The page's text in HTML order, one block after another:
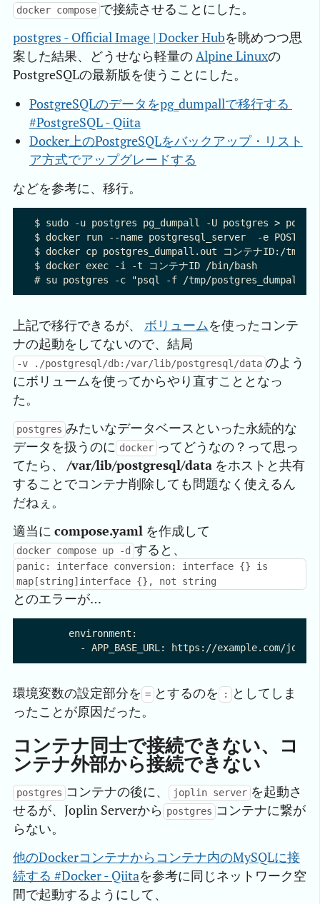
docker compose で接続させることにした。
postgres - Official Image | Docker Hubを眺めつつ思
案した結果、どうせなら軽量のAlpine Linuxの
PostgreSQLの最新版を使うことにした。
PostgreSQLのデータをpg_dumpallで移行する
#PostgreSQL - Qiita
Docker上のPostgreSQLをバックアップ・リスト
ア方式でアップグレードする
などを参考に、移行。
$ sudo -u postgres pg_dumpall -U postgres >
$ docker run --name postgresql_server  -e
$ docker cp postgres_dumpall.out コンテナID:/tmp/
$ docker exec -i -t コンテナID /bin/bash
上記で移行できるが、 ボリュームを使ったコンテ
ナの起動をしてないので、結局
-v ./postgresql/db:/var/lib/postgresql/data のよう
にボリュームを使ってからやり直すこととなっ
た。
postgres みたいなデータベースといった永続的な
データを扱うのに docker ってどうなの？って思っ
てたら、 /var/lib/postgresql/data をホストと共有
することでコンテナ削除しても問題なく使えるん
だねぇ。
適当に compose.yaml を作成して
docker compose up -d すると、
panic: interface conversion: interface {} is
map[string]interface {}, not string
とのエラーが…
      environment:
環境変数の設定部分を = とするのを : としてしま
ったことが原因だった。
コンテナ同士で接続できない、コ
ンテナ外部から接続できない
postgres コンテナの後に、 joplin server を起動さ
せるが、Joplin Serverから postgres コンテナに繋が
らない。
他のDockerコンテナからコンテナ内のMySQLに接
続する #Docker - Qiitaを参考に同じネットワーク空
間で起動するようにして、